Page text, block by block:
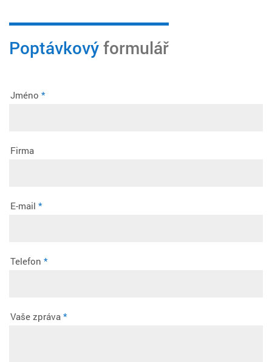
DK COOL GREY 0968 GREEN 0054
Poptávkovýformulář
Jméno *
Firma
E-mail *
Telefon *
Vaše zpráva *